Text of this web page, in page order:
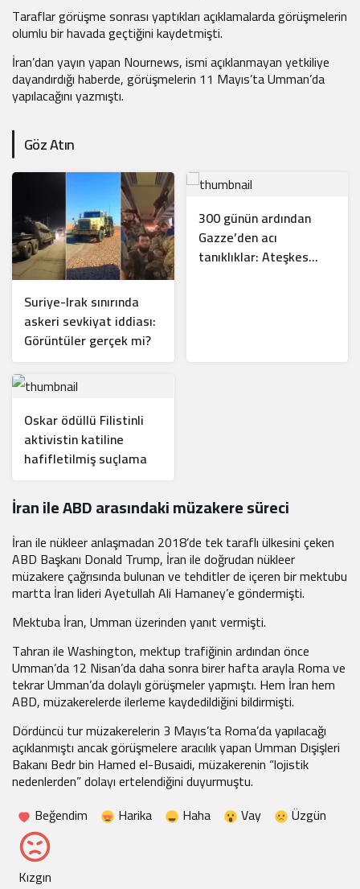
Taraflar görüşme sonrası yaptıkları açıklamalarda görüşmelerin
olumlu bir havada geçtiğini kaydetmişti.
İran’dan yayın yapan Nournews, ismi açıklanmayan yetkiliye
dayandırdığı haberde, görüşmelerin 11 Mayıs’ta Umman’da
yapılacağını yazmıştı.
Göz Atın
Suriye-Irak sınırında
askeri sevkiyat iddiası:
Görüntüler gerçek mi?
300 günün ardından
Gazze’den acı
tanıklıklar: Ateşkes
Oskar ödüllü Filistinli
aktivistin katiline
hafifletilmiş suçlama
İran ile ABD arasındaki müzakere süreci
İran ile nükleer anlaşmadan 2018’de tek taraflı ülkesini çeken
ABD Başkanı Donald Trump, İran ile doğrudan nükleer
müzakere çağrısında bulunan ve tehditler de içeren bir mektubu
martta İran lideri Ayetullah Ali Hamaney’e göndermişti.
Mektuba İran, Umman üzerinden yanıt vermişti.
Tahran ile Washington, mektup trafiğinin ardından önce
Umman’da 12 Nisan’da daha sonra birer hafta arayla Roma ve
tekrar Umman’da dolaylı görüşmeler yapmıştı. Hem İran hem
ABD, müzakerelerde ilerleme kaydedildiğini bildirmişti.
Dördüncü tur müzakerelerin 3 Mayıs’ta Roma’da yapılacağı
açıklanmıştı ancak görüşmelere aracılık yapan Umman Dışişleri
Bakanı Bedr bin Hamed el-Busaidi, müzakerenin “lojistik
nedenlerden” dolayı ertelendiğini duyurmuştu.
Beğendim
Harika Haha Vay Üzgün
Kızgın